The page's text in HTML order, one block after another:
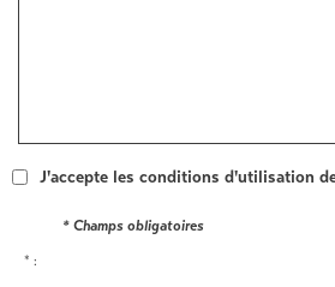
J'accepte les conditions d'utilisation
* Champs obligatoires
* :